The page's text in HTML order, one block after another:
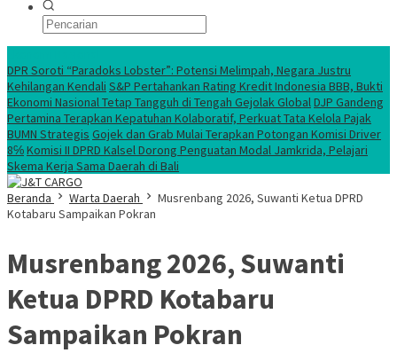
DPR Soroti “Paradoks Lobster”: Potensi Melimpah, Negara Justru
Kehilangan Kendali S&P Pertahankan Rating Kredit Indonesia BBB, Bukti
Ekonomi Nasional Tetap Tangguh di Tengah Gejolak GlobalDJP Gandeng
Pertamina Terapkan Kepatuhan Kolaboratif, Perkuat Tata Kelola Pajak
BUMN Strategis Gojek dan Grab Mulai Terapkan Potongan Komisi Driver
8℅Komisi II DPRD Kalsel Dorong Penguatan Modal Jamkrida, Pelajari
Skema Kerja Sama Daerah di Bali
Beranda
Warta Daerah
Musrenbang 2026, Suwanti Ketua DPRD
Kotabaru Sampaikan Pokran
Musrenbang 2026, Suwanti
Ketua DPRD Kotabaru
Sampaikan Pokran